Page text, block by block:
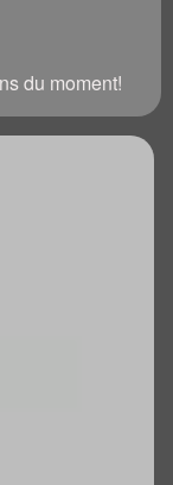
du moment!